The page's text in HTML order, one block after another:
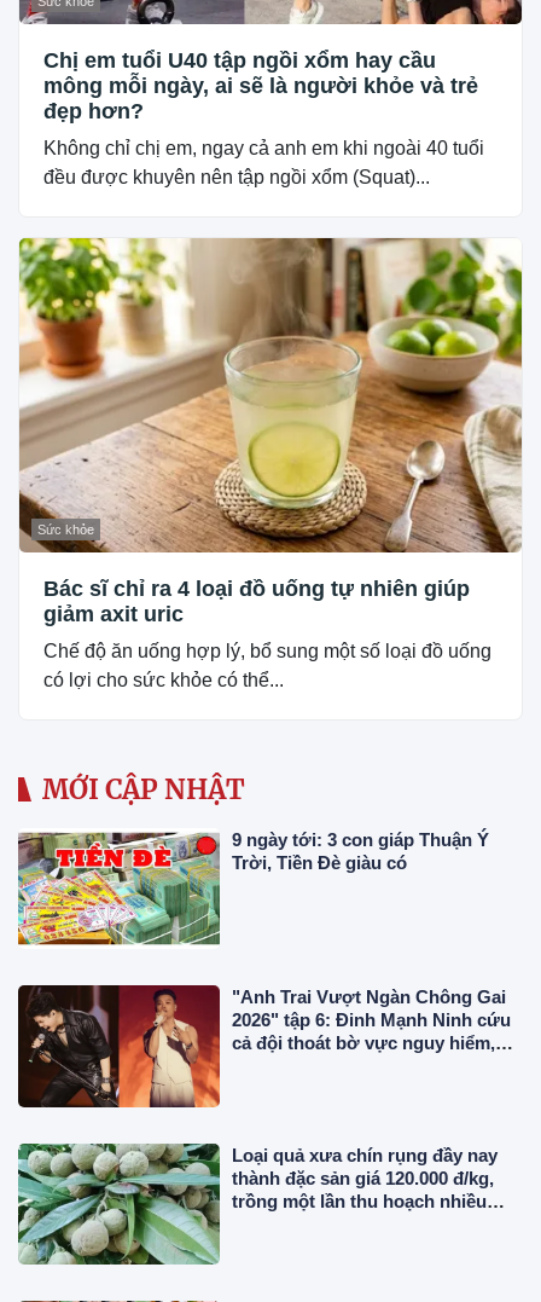
Chị em tuổi U40 tập ngồi xổm hay cầu
mông mỗi ngày, ai sẽ là người khỏe và trẻ
đẹp hơn?
Không chỉ chị em, ngay cả anh em khi ngoài 40 tuổi
đều được khuyên nên tập ngồi xổm (Squat)...
Sức khỏe
Bác sĩ chỉ ra 4 loại đồ uống tự nhiên giúp
giảm axit uric
Chế độ ăn uống hợp lý, bổ sung một số loại đồ uống
có lợi cho sức khỏe có thể...
MỚI CẬP NHẬT
9 ngày tới: 3 con giáp Thuận Ý
Trời, Tiền Đè giàu có
"Anh Trai Vượt Ngàn Chông Gai
2026" tập 6: Đinh Mạnh Ninh cứu
cả đội thoát bờ vực nguy hiểm,
Loại quả xưa chín rụng đầy nay
thành đặc sản giá 120.000 đ/kg,
trồng một lần thu hoạch nhiều